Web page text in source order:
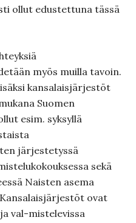
ollut edustettuna tässä
myös muilla tavoin.
kansalaisjärjestöt
Suomen
esim. syksyllä
järjestetyssä
sekä
Naisten asema
ovat
val-mistelevissa